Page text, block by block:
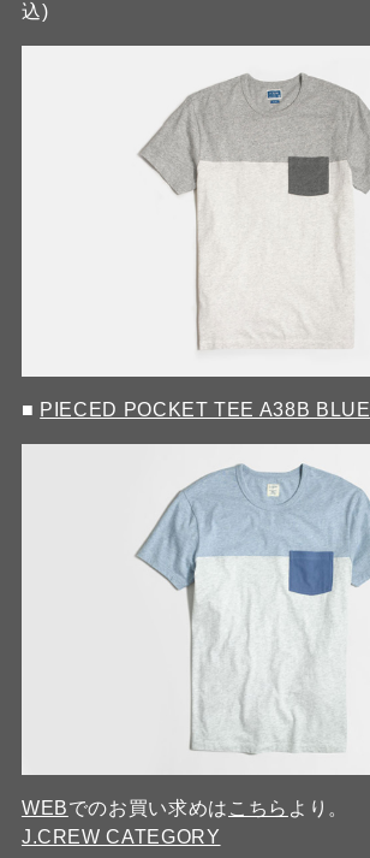
込)
■ PIECED POCKET TEE A38B BLUE
WEBでのお買い求めは こちら より。
J.CREW CATEGORY